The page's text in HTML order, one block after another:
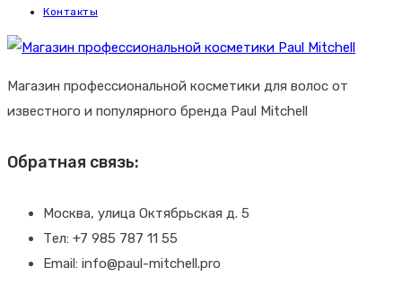
Контакты
Магазин профессиональной косметики для волос от
известного и популярного бренда Paul Mitchell
Обратная связь:
Москва, улица Октябрьская д. 5
Тел: +7 985 787 11 55
Email: info@paul-mitchell.pro